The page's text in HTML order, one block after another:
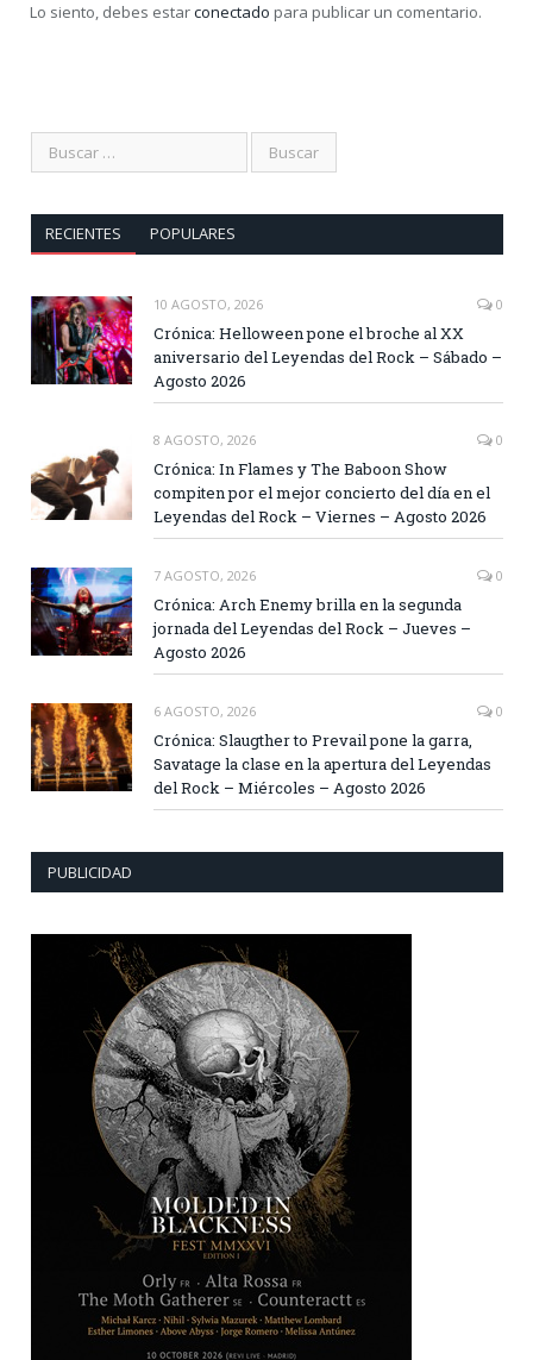
Lo siento, debes estarconectado para publicar un comentario.
RECIENTES POPULARES
10 AGOSTO, 2026 0
Crónica: Helloween pone el broche al XX
aniversario del Leyendas del Rock – Sábado –
Agosto 2026
8 AGOSTO, 2026 0
Crónica: In Flames y The Baboon Show
compiten por el mejor concierto del día en el
Leyendas del Rock – Viernes – Agosto 2026
7 AGOSTO, 2026 0
Crónica: Arch Enemy brilla en la segunda
jornada del Leyendas del Rock – Jueves –
Agosto 2026
6 AGOSTO, 2026 0
Crónica: Slaugther to Prevail pone la garra,
Savatage la clase en la apertura del Leyendas
del Rock – Miércoles – Agosto 2026
PUBLICIDAD